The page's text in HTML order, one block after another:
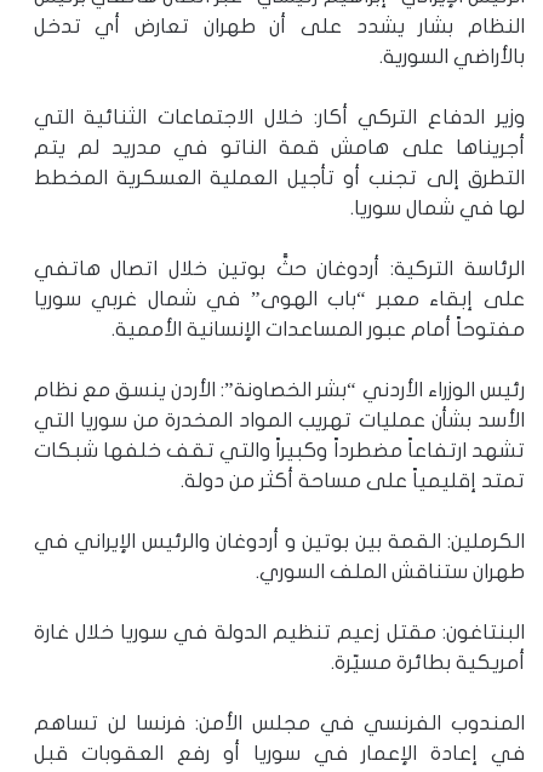
النظام بشار يشدد على أن طهران تعارض أي تدخل
بالأراضي السورية.
وزير الدفاع التركي أكار: خلال الاجتماعات الثنائية التي
أجريناها على هامش قمة الناتو في مدريد لم يتم
التطرق إلى تجنب أو تأجيل العملية العسكرية المخطط
لها في شمال سوريا.
الرئاسة التركية: أردوغان حثَّ بوتين خلال اتصال هاتفي
على إبقاء معبر “باب الهوى” في شمال غربي سوريا
مفتوحاً أمام عبور المساعدات الإنسانية الأممية.
رئيس الوزراء الأردني “بشر الخصاونة”: الأردن ينسق مع نظام
الأسد بشأن عمليات تهريب المواد المخدرة من سوريا التي
تشهد ارتفاعاً مضطرداً وكبيراً والتي تقف خلفها شبكات
تمتد إقليمياً على مساحة أكثر من دولة.
الكرملين: القمة بين بوتين و أردوغان والرئيس الإيراني في
طهران ستناقش الملف السوري.
البنتاغون: مقتل زعيم تنظيم الدولة في سوريا خلال غارة
أمريكية بطائرة مسيّرة.
المندوب الفرنسي في مجلس الأمن: فرنسا لن تساهم
في إعادة الإعمار في سوريا أو رفع العقوبات قبل